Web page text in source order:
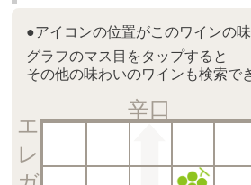
●アイコンの位置がこのワインの
グラフのマス目をタップすると
その他の味わいのワインも検索で
辛口